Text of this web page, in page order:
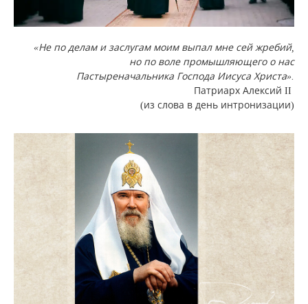
«Не по делам и заслугам моим выпал мне сей жребий,
но по воле промышляющего о нас
Пастыреначальника Господа Иисуса Христа».
Патриарх Алексий II
(из слова в день интронизации)